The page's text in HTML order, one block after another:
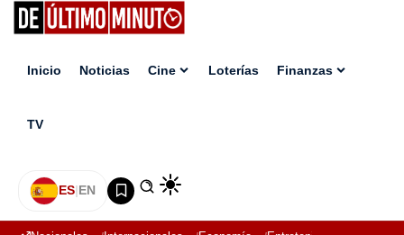
Inicio Noticias Cine Loterías Finanzas
TV
ES|EN